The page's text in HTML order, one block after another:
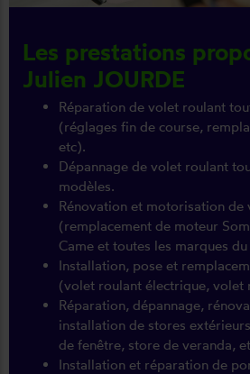
Les prestations
Julien JOURDE
Réparation de volet roulant
(réglages fin de course,
etc).
Dépannage de volet roulant
modèles.
Rénovation et motorisation de
(remplacement de moteur
Came et toutes les marques
Installation, pose et
(volet roulant électrique, volet
Réparation, dépannage,
installation de stores
de fenêtre, store de veranda,
Installation et réparation de